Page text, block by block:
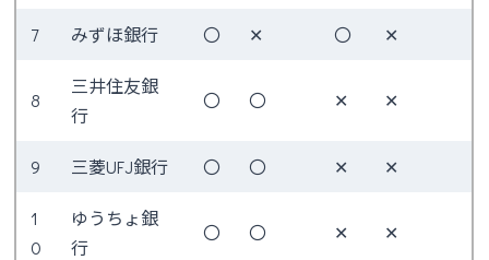
7 みずほ銀行 〇 ✕ 〇 ✕
8
三井住友銀
行
〇 〇 ✕ ✕
9 三菱UFJ銀行 〇 〇 ✕ ✕
1
0
ゆうちょ銀
行
〇 〇 ✕ ✕